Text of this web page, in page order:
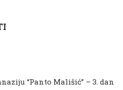
“Panto Mališić” – 3. dan